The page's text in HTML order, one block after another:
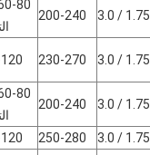
1.75 / 3.0
200-240
1.75 / 3.0
230-270
1.75 / 3.0
200-240
1.75 / 3.0
250-280